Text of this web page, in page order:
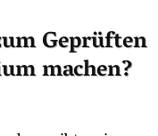
Geprüften
machen?